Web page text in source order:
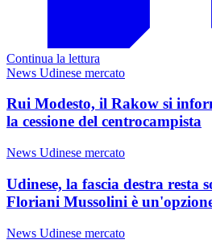
Continua la lettura
News Udinese mercato
Rui Modesto, il Rakow si
la cessione del centrocampista
News Udinese mercato
Udinese, la fascia destra resta
Floriani Mussolini è
News Udinese mercato